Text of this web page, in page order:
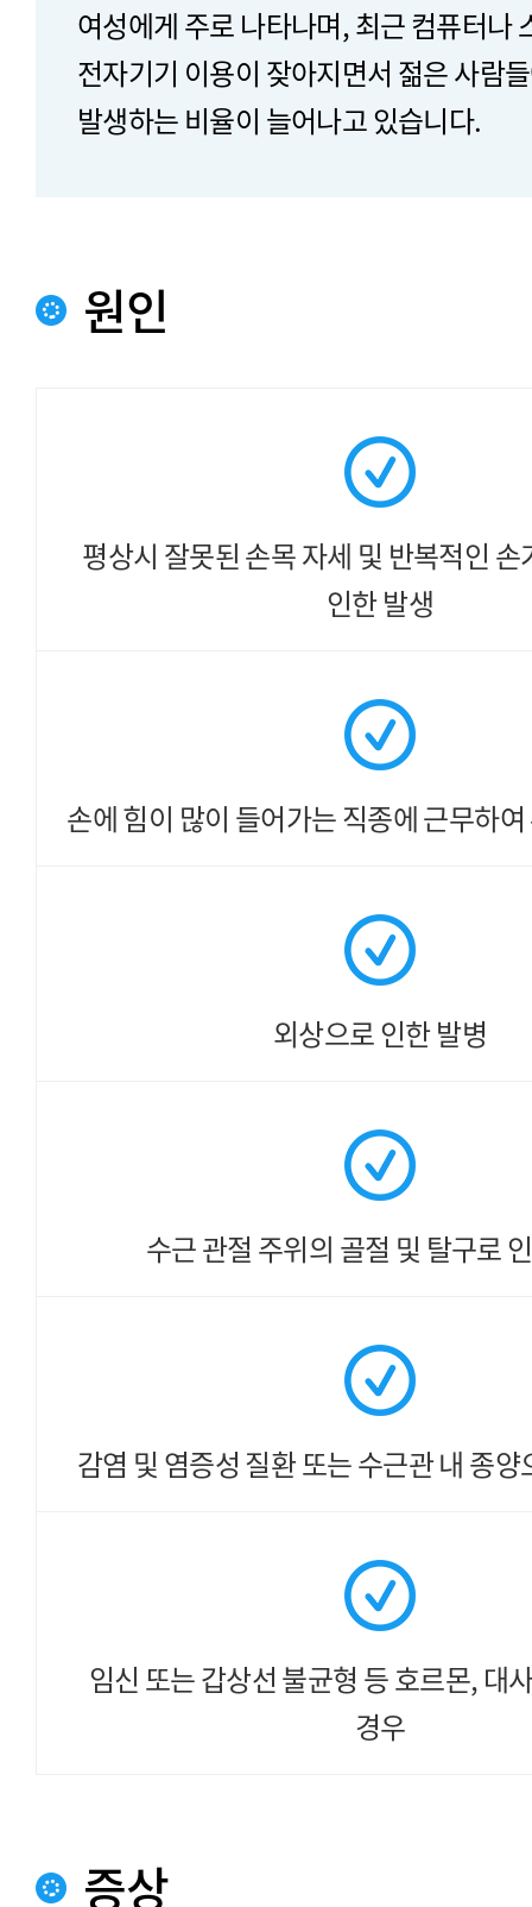
여성에게 주로 나타나며, 최근 컴퓨터나
전자기기 이용이 잦아지면서 젊은 사람
발생하는 비율이 늘어나고 있습니다.
원인
평상시 잘못된 손목 자세 및 반복적인
인한 발생
손에 힘이 많이 들어가는 직종에근무하
외상으로 인한 발병
수근 관절 주위의 골절 및 탈구로
감염 및 염증성 질환 또는수근관 내 종
임신 또는 갑상선 불균형 등호르몬, 대
경우
증상